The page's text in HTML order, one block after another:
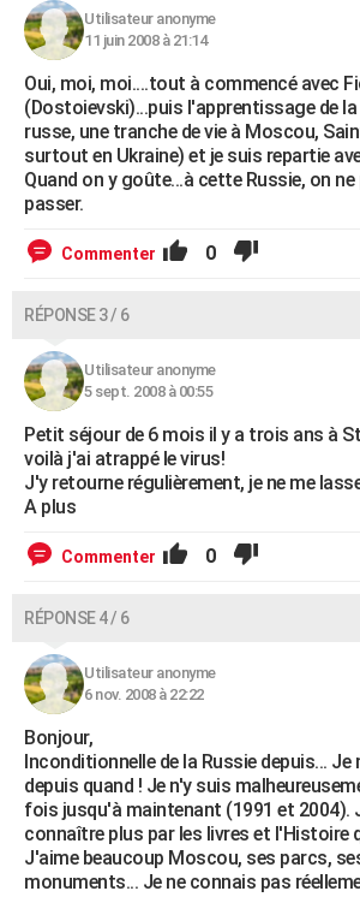
Utilisateur anonyme
11 juin 2008 à 21:14
Oui, moi, moi....tout à commencé avec
(Dostoievski)...puis l'apprentissage de
russe, une tranche de vie à Moscou,
surtout en Ukraine) et je suis repartie
Quand on y goûte...à cette Russie, on
passer.
Commenter 0
RÉPONSE 3 / 6
Utilisateur anonyme
5 sept. 2008 à 00:55
Petit séjour de 6 mois il y a trois ans à
voilà j'ai atrappé le virus!
J'y retourne régulièrement, je ne me
A plus
Commenter 0
RÉPONSE 4 / 6
Utilisateur anonyme
6 nov. 2008 à 22:22
Bonjour,
Inconditionnelle de la Russie depuis... Je
depuis quand ! Je n'y suis
fois jusqu'à maintenant (1991 et 2004).
connaître plus par les livres et l'Histoire
J'aime beaucoup Moscou, ses parcs,
monuments... Je ne connais pas